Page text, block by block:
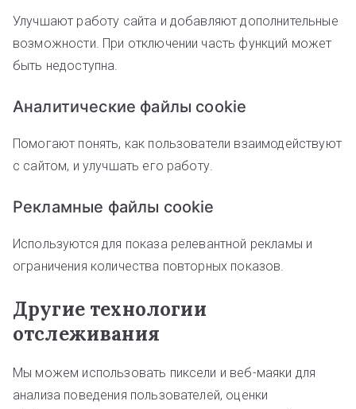
Улучшают работу сайта и добавляют дополнительные
возможности. При отключении часть функций может
быть недоступна.
Аналитические файлы cookie
Помогают понять, как пользователи взаимодействуют
с сайтом, и улучшать его работу.
Рекламные файлы cookie
Используются для показа релевантной рекламы и
ограничения количества повторных показов.
Другие технологии
отслеживания
Мы можем использовать пиксели и веб-маяки для
анализа поведения пользователей, оценки